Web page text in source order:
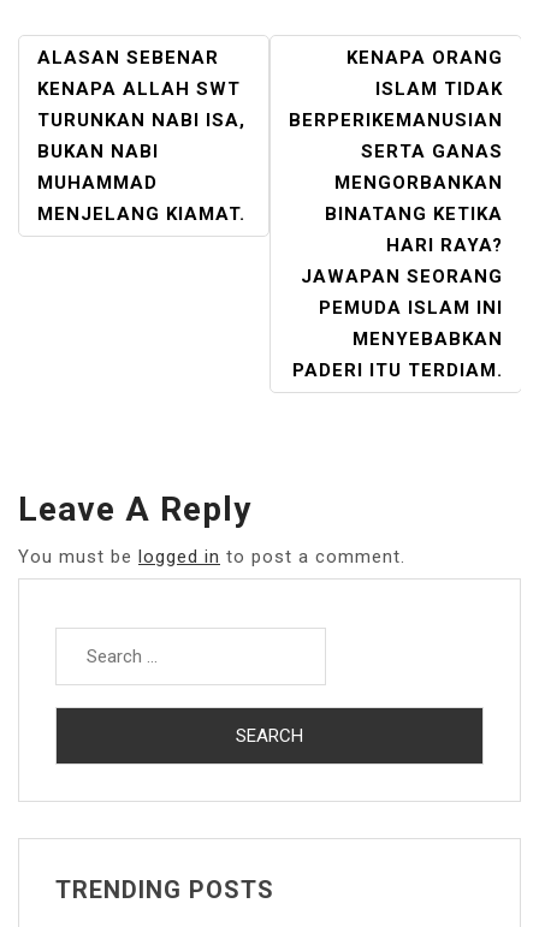
POST
NAVIGATION
ALASAN SEBENAR
KENAPA ALLAH SWT
TURUNKAN NABI ISA,
BUKAN NABI
MUHAMMAD
MENJELANG KIAMAT.
KENAPA ORANG
ISLAM TIDAK
BERPERIKEMANUSIAN
SERTA GANAS
MENGORBANKAN
BINATANG KETIKA
HARI RAYA?
JAWAPAN SEORANG
PEMUDA ISLAM INI
MENYEBABKAN
PADERI ITU TERDIAM.
Leave A Reply
You must be logged in to post a comment.
Search
TRENDING POSTS